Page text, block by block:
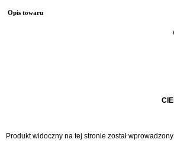
Opis towaru
Produkt widoczny na tej stronie został